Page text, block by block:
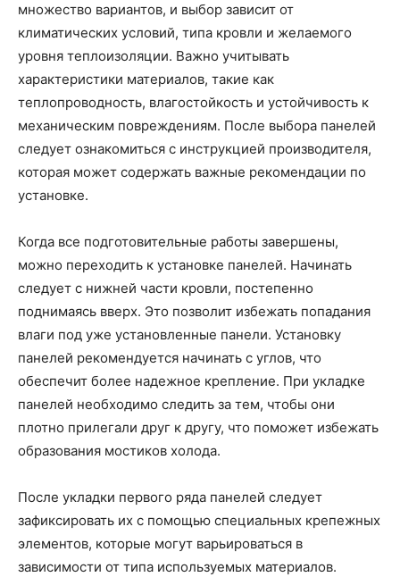
множество вариантов, и выбор зависит от
климатических условий, типа кровли и желаемого
уровня теплоизоляции. Важно учитывать
характеристики материалов, такие как
теплопроводность, влагостойкость и устойчивость к
механическим повреждениям. После выбора панелей
следует ознакомиться с инструкцией производителя,
которая может содержать важные рекомендации по
установке.
Когда все подготовительные работы завершены,
можно переходить к установке панелей. Начинать
следует с нижней части кровли, постепенно
поднимаясь вверх. Это позволит избежать попадания
влаги под уже установленные панели. Установку
панелей рекомендуется начинать с углов, что
обеспечит более надежное крепление. При укладке
панелей необходимо следить за тем, чтобы они
плотно прилегали друг к другу, что поможет избежать
образования мостиков холода.
После укладки первого ряда панелей следует
зафиксировать их с помощью специальных крепежных
элементов, которые могут варьироваться в
зависимости от типа используемых материалов.